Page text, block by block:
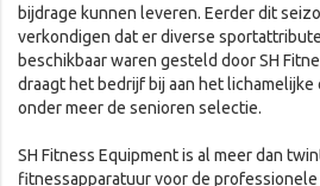
bijdrage kunnen leveren. Eerder dit
verkondigen dat er diverse
beschikbaar waren gesteld door SH
draagt het bedrijf bij aan het
onder meer de senioren selectie.
SH Fitness Equipment is al meer dan
fitnessapparatuur voor de